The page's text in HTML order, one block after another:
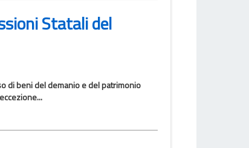
Statali del
di beni del demanio e del patrimonio